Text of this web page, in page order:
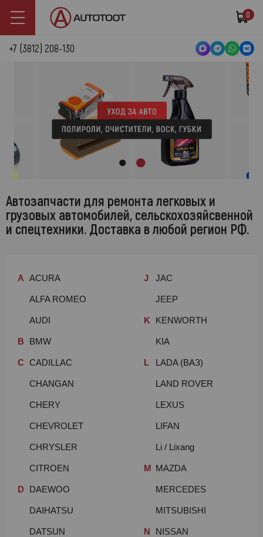
0
+7 (3812) 208-130
Автозапчасти для ремонта легковых и
грузовых автомобилей, сельскохозяйсвенной
и спецтехники. Доставка в любой регион РФ.
A ACURA
ALFA ROMEO
AUDI
B BMW
C CADILLAC
CHANGAN
CHERY
CHEVROLET
CHRYSLER
CITROEN
D DAEWOO
DAIHATSU
DATSUN
J JAC
JEEP
K KENWORTH
KIA
L LADA (ВАЗ)
LAND ROVER
LEXUS
LIFAN
Li / Lixang
M MAZDA
MERCEDES
MITSUBISHI
N NISSAN